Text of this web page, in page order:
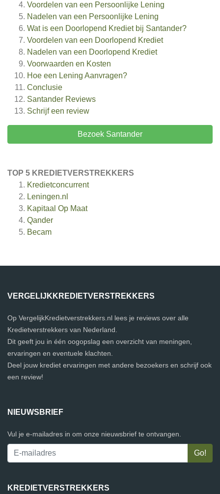
Voordelen van een Persoonlijke Lening
Nadelen van een Persoonlijke Lening
Wat is een Doorlopend Krediet bij Santander?
Voordelen van een Doorlopend Krediet
Nadelen van een Doorlopend Krediet
Voorwaarden en Kosten
Hoe een Lening Aanvragen?
Conclusie
Santander Reviews
Schrijf een review
Bezoek Santander
TOP 5 KREDIETVERSTREKKERS
Kredietconcurrent
Leningen.nl
Kapitaal Op Maat
Qander
Becam
VERGELIJKKREDIETVERSTREKKERS
Op VergelijkKredietverstrekkers.nl lees je reviews over alle
Kredietverstrekkers van Nederland.
Dit geeft jou in één oogopslag een overzicht van meningen,
ervaringen en eventuele klachten.
Deel jouw krediet ervaringen met andere bezoekers en schrijf ook
een review!
NIEUWSBRIEF
Vul je e-mailadres in om onze nieuwsbrief te ontvangen.
KREDIETVERSTREKKERS